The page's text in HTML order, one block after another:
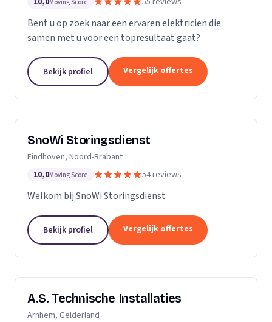
Moving Score
Bent u op zoek naar een ervaren elektricien die
samen met u voor een topresultaat gaat?
Bekijk profiel Vergelijk offertes
SnoWi Storingsdienst
Eindhoven, Noord-Brabant
10,0Moving Score 54 reviews
Welkom bij SnoWi Storingsdienst
Bekijk profiel Vergelijk offertes
A.S. Technische Installaties
Arnhem, Gelderland